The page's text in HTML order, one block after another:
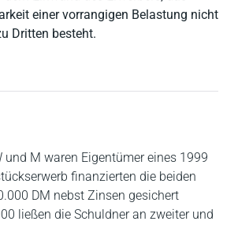
einer vorrangigen Belastung nicht
Dritten besteht.
M waren Eigentümer eines 1999
finanzierten die beiden
DM nebst Zinsen gesichert
ließen die Schuldner an zweiter und